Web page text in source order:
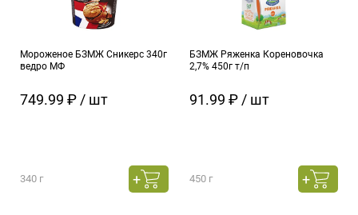
Мороженое БЗМЖ Сникерс 340г
ведро МФ
749.99 ₽ / шт
340 г
БЗМЖ Ряженка Кореновочка
2,7% 450г т/п
91.99 ₽ / шт
450 г